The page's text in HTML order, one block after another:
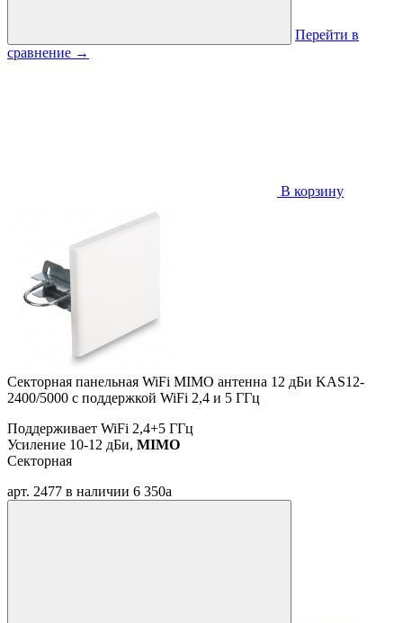
Перейти в
сравнение →
В корзину
Секторная панельная WiFi MIMO антенна 12 дБи KAS12-
2400/5000 с поддержкой WiFi 2,4 и 5 ГГц
Поддерживает WiFi 2,4+5 ГГц
Усиление 10-12 дБи, MIMO
Секторная
арт. 2477 в наличии 6 350a